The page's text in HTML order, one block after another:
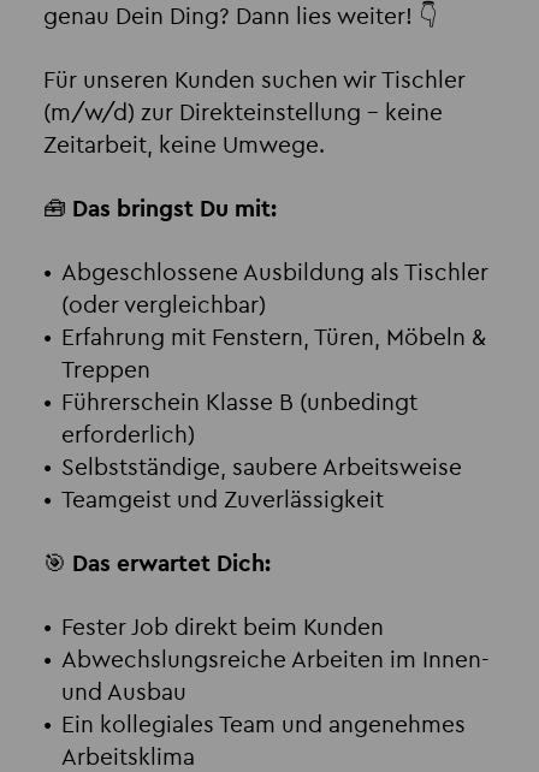
genau Dein Ding? Dann lies weiter! 👇
Für unseren Kunden suchen wir Tischler
(m/w/d) zur Direkteinstellung – keine
Zeitarbeit, keine Umwege.
🧰 Das bringst Du mit:
Abgeschlossene Ausbildung als Tischler
(oder vergleichbar)
Erfahrung mit Fenstern, Türen, Möbeln &
Treppen
Führerschein Klasse B (unbedingt
erforderlich)
Selbstständige, saubere Arbeitsweise
Teamgeist und Zuverlässigkeit
🎯 Das erwartet Dich:
Fester Job direkt beim Kunden
Abwechslungsreiche Arbeiten im Innen-
und Ausbau
Ein kollegiales Team und angenehmes
Arbeitsklima